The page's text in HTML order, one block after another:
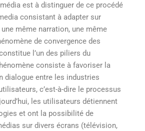
est à distinguer de ce procédé
consistant à adapter sur
même narration, une même
de convergence des
l’un des piliers du
consiste à favoriser la
dialogue entre les industries
c’est-à-dire le processus
les utilisateurs détiennent
et ont la possibilité de
sur divers écrans (télévision,